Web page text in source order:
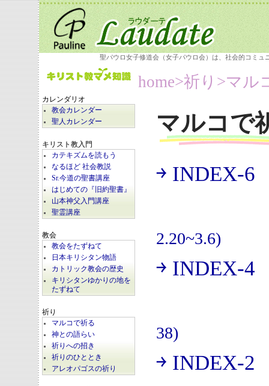
聖パウロ女子修道会（女子パウロ会）は、社会的コミ
カレンダリオ
教会カレンダー
聖人カレンダー
キリスト教入門
カテキズムを読もう
なるほど 社会教説
Sr.今道の聖書講座
はじめての『旧約聖書』
山本神父入門講座
聖霊講座
教会
教会をたずねて
日本キリシタン物語
カトリック教会の歴史
キリシタンゆかりの地を
たずねて
祈り
マルコで祈る
神との語らい
祈りへの招き
祈りのひととき
アレオパゴスの祈り
home>祈り>マル
マルコで
￫ INDEX-6
2.20~3.6)
￫ INDEX-4
38)
￫ INDEX-2